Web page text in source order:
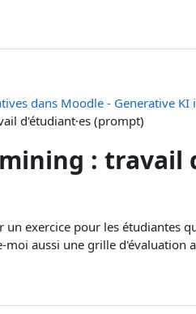
dans Moodle - Generative KI
d'étudiant·es (prompt)
: travail
un exercice pour les étudiantes
moi aussi une grille d'évaluation